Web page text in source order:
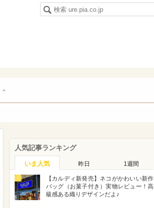
人気記事ランキング
いま人気 昨日 1週間
1
【カルディ新発売】ネコがかわいい新作
バッグ（お菓子付き）実物レビュー！高
級感ある織りデザインだよ♪